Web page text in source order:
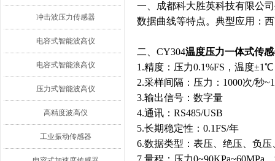
冲击波压力传感器
电容式智能波高仪
电容式智能浪高仪
压力式智能波高仪
高精度波高仪
工业振动传感器
一、成都科大胜英科技有限公
数据曲线等特点。典型应用：
二、CY304温度压力一体式传
1.精度：压力0.1%FS，温度±1℃
2.采样间隔：压力：1000次/秒
3.输出信号：数字量
4.通讯：RS485/USB
5.长期稳定性：0.1FS/年
6.数据类型：表压、绝压、负压
7.量程：压力0~90KPa~60MPa